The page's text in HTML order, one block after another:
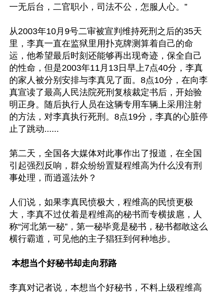
一无后台，二官职小，司法不公，怎服人心。”
从2003年10月9号二审被宣判维持死刑之后的35天
里，李真一直在监狱里用扑克牌测算着自己的命
运，他希望最后时刻还能够再出现奇迹，保全自己
的性命，但是2003年11月13日早上7点40分，李真
的家人被分别安排与李真见了面。8点10分，在向李
真宣读了最高人民法院死刑复核裁定书后，开始验
明正身。随后执行人员在这辆专用车辆上采用注射
的方法，对李真执行死刑。8点19分，李真的心脏停
止了跳动......
第二天，全国各大媒体对此事作出了报道，在全国
引起强烈反响，群众纷纷置疑程维高为什么没有刑
事处理，而逍遥法外？
人们说，如果李真民愤极大，程维高的民愤更极
大，李真不过仗着是程维高的秘书而专横拔扈，人
称“河北第一秘”，第一秘毕竟是秘书，秘书都敢这么
横行霸道，可见他的主子猖狂到何种地步。
本想当个好秘书却走向邪路
李真对记者说，本想当个好秘书，不料上级程维高